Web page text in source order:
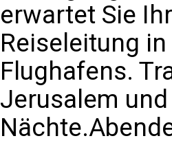
erwartet Sie
Reiseleitung
Flughafens.
Jerusalem